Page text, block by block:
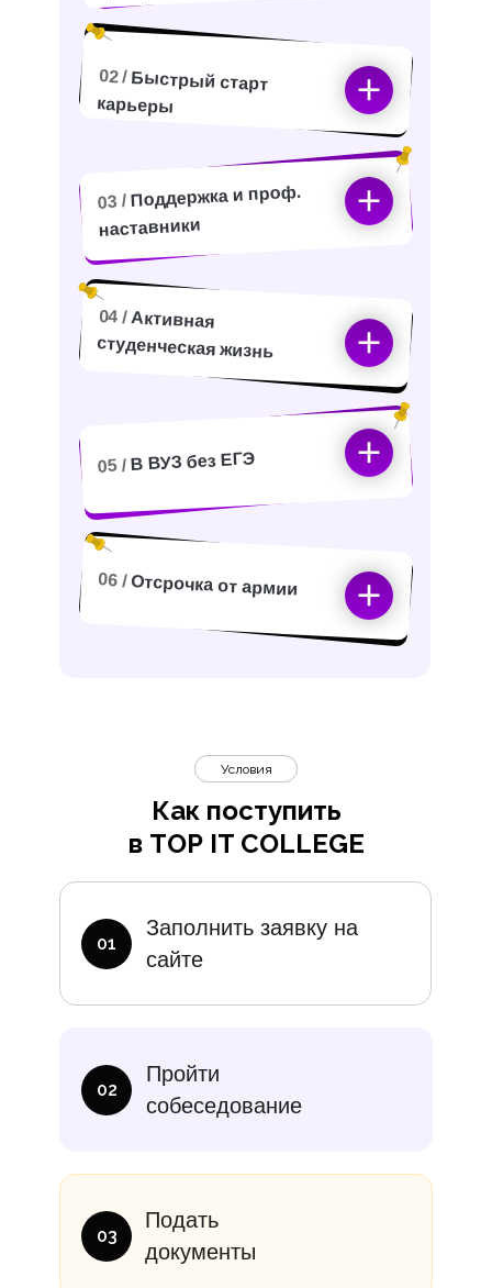
02 / Быстрый старт
карьеры
04 /Активная
студенческая жизнь
05 / В ВУЗ без ЕГЭ
06 / Отсрочка от армии
03 / Поддержка и проф.
наставники
Подать
документы
Пройти
собеседование
Заполнить заявку на
сайте
Как поступить
в TOP IT COLLEGE
Условия
01
02
03
10 000₽